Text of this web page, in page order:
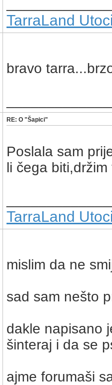
TarraLand
bravo
RE: O "Šapici"
Poslala sam
li čega biti,držim
TarraLand
mislim da ne
sad sam nešto
dakle napisano
šinteraj i da se
ajme forumaši